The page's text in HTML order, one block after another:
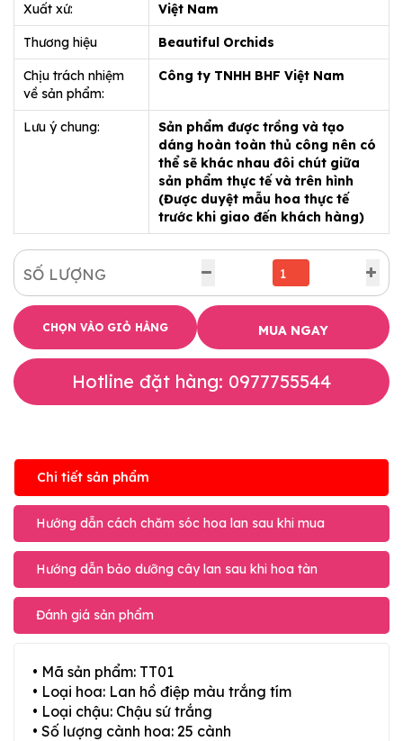
Xuất xứ: Việt Nam
Thương hiệu Beautiful Orchids
Chịu trách nhiệm
về sản phẩm:
Công ty TNHH BHF Việt Nam
Lưu ý chung:
Sản phẩm được trồng và tạo
dáng hoàn toàn thủ công nên có
thể sẽ khác nhau đôi chút giữa
sản phẩm thực tế và trên hình
(Được duyệt mẫu hoa thực tế
trước khi giao đến khách hàng)
SỐ LƯỢNG
CHỌN VÀO GIỎ HÀNG MUA NGAY
Hotline đặt hàng: 0977755544
Chi tiết sản phẩm
Hướng dẫn cách chăm sóc hoa lan sau khi mua
Hướng dẫn bảo dưỡng cây lan sau khi hoa tàn
Đánh giá sản phẩm
• Mã sản phẩm: TT01
• Loại hoa: Lan hồ điệp màu trắng tím
• Loại chậu: Chậu sứ trắng
• Số lượng cành hoa: 25 cành